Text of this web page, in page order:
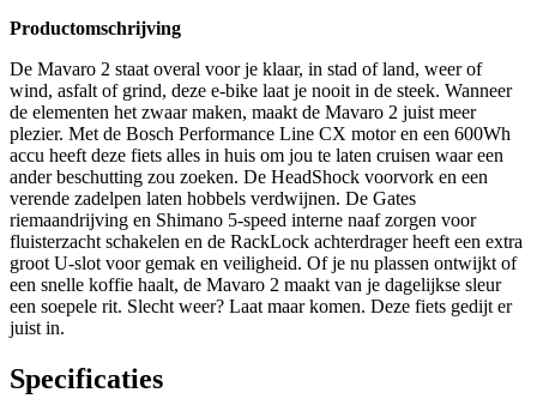
Productomschrijving
De Mavaro 2 staat overal voor je klaar, in stad of land, weer of
wind, asfalt of grind, deze e-bike laat je nooit in de steek. Wanneer
de elementen het zwaar maken, maakt de Mavaro 2 juist meer
plezier. Met de Bosch Performance Line CX motor en een 600Wh
accu heeft deze fiets alles in huis om jou te laten cruisen waar een
ander beschutting zou zoeken. De HeadShock voorvork en een
verende zadelpen laten hobbels verdwijnen. De Gates
riemaandrijving en Shimano 5-speed interne naaf zorgen voor
fluisterzacht schakelen en de RackLock achterdrager heeft een extra
groot U-slot voor gemak en veiligheid. Of je nu plassen ontwijkt of
een snelle koffie haalt, de Mavaro 2 maakt van je dagelijkse sleur
een soepele rit. Slecht weer? Laat maar komen. Deze fiets gedijt er
juist in.
Specificaties